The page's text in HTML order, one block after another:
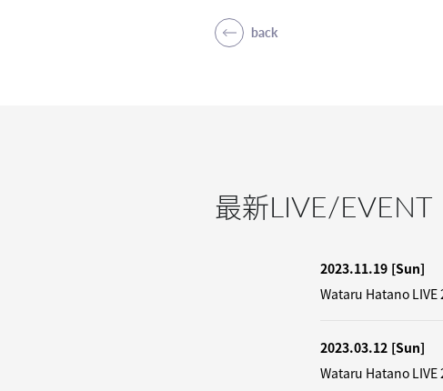
back
最新LIVE/EVENT
2023.11.19 [Sun]
Wataru Hatano LIVE
2023.03.12 [Sun]
Wataru Hatano LIVE